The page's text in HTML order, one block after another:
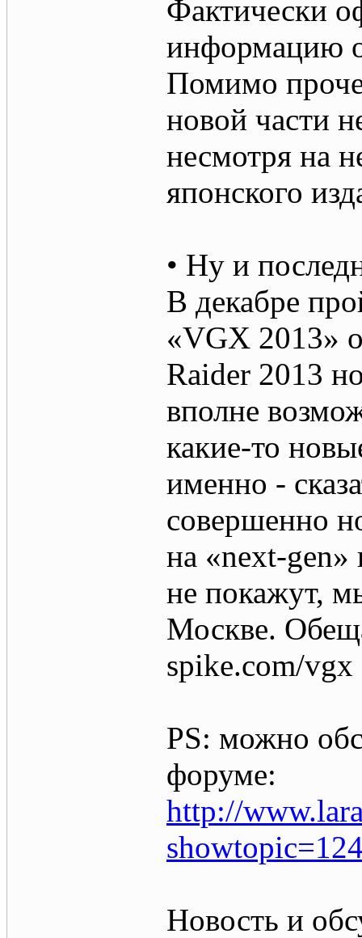
Фактически
информацию
Помимо
новой части
несмотря на
японского
• Ну и
В декабре
«VGX 2013»
Raider 2013
вполне
какие-то
именно -
совершенно
на «next-gen»
не покажут,
Москве.
spike.com/vgx
PS: можно
форуме:
http://
Новость и